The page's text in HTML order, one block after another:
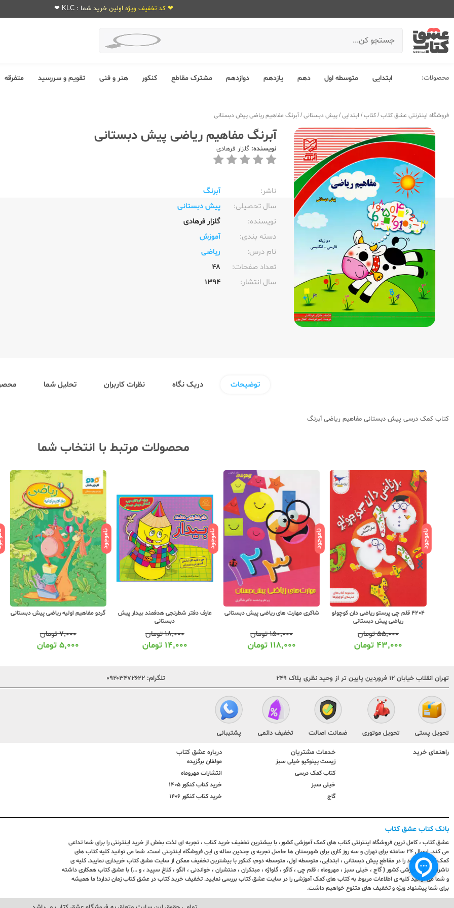
❤ کد تخفیف ویژه اولین خرید شما : KLC ❤
محصولات: ابتدایی متوسطه اول دهم یازدهم دوازدهم مشترک مقاطع کنکور هنر و فنی تقویم و سررسید متفرقه
فروشگاه اینترنتی عشق کتاب/کتاب/ ابتدایی/پیش دبستانی/آبرنگ مفاهیم ریاضی پیش دبستانی
آبرنگ مفاهیم ریاضی پیش دبستانی
نویسنده: گلزار فرهادی
ناشر:‌
آبرنگ
سال تحصیلی:‌
پیش دبستانی
نویسنده:‌
گلزار فرهادی
دسته بندی:
آموزش
نام درس:
ریاضی
تعداد صفحات:‌
48
سال انتشار:‌
1394
توضیحات دریک نگاه نظرات کاربران تحلیل شما
کتاب کمک درسی پیش دبستانی مفاهیم ریاضی آبرنگ
محصولات مرتبط با انتخاب شما
ناموجود
4204 قلم چی پرستو ریاضی دان کوچولو
ریاضی پیش دبستانی
۵۵,۰۰۰تومان
۴۳,۰۰۰تومان
ناموجود
شاکری مهارت های ریاضی پیش دبستانی
۱۵۰,۰۰۰تومان
۱۱۸,۰۰۰تومان
ناموجود
عارف دفتر شطرنجی هدفمند بیدار پیش
دبستانی
۱۸,۰۰۰تومان
۱۴,۰۰۰تومان
ناموجود
گردو مفاهیم اولیه ریاضی پیش دبستانی
۷,۰۰۰تومان
۵,۰۰۰تومان
تهران انقلاب خیابان ۱۲ فروردین پایین تر از وحید نظری پلاک ۲۴۹ تلگرام: ۰۹۲۰۳۴۷۲۶۲۲
تحویل پستی تحویل موتوری ضمانت اصالت تخفیف دائمی پشتیبانی
راهنمای خرید خدمات مشتریان
زیست پینوکیو خیلی سبز
کتاب کمک درسی
خیلی سبز
گاج
درباره عشق کتاب
مولفان برگزیده
انتشارات مهروماه
خرید کتاب کنکور 1405
خرید کتاب کنکور 1406
بانک کتاب عشق کتاب
عشق کتاب ، کامل ترین فروشگاه اینترنتی کتاب های کمک آموزشی کشور، با بیشترین تخفیف خرید کتاب ، تجربه ای لذت بخش از خرید اینترنتی را برای شما تداعی
می کند. ارسال ٢٤ ساعته برای تهران و سه روز کاری برای شهرستان ها حاصل تجربه ی چندین ساله ی این فروشگاه اینترنتی است. شما می توانید کلیه کتاب های
کمک آموزشی خود را در مقاطع پیش دبستانی ، ابتدایی، متوسطه اول، متوسطه دوم، کنکور با بیشترین تخفیف ممکن از سایت عشق کتاب خریداری نمایید. کلیه ی
ناشران کمک آموزشی کشور ( گاج ، خیلی سبز ، مهروماه ، قلم چی ، کاگو ، گلواژه ، مبتکران ، منتشران ، خواندنی ، الگو ، کلاغ سپید ، و ...) با عشق کتاب همکاری داشته
و شما می توانید کلیه ی اطلاعات مربوط به کتاب های کمک آموزشی را در سایت عشق کتاب بررسی نمایید. تخفیف خرید کتاب در عشق کتاب زمان ندارد! ما همیشه
برای شما پیشنهاد ویژه و تخفیف های متنوع خواهیم داشت.